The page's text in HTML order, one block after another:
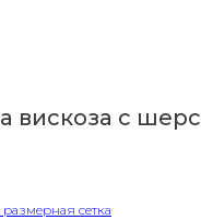
вискоза с
сетка